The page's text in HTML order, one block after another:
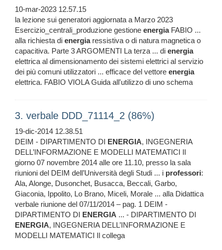
10-mar-2023 12.57.15
la lezione sui generatori aggiornata a Marzo 2023
Esercizio_centrali_produzione gestione energiaFABIO ...
alla richiesta di energiaressistiva o di natura magnetica o
capacitiva. Parte 3 ARGOMENTI La terza ... di energia
elettrica al dimensionamento dei sistemi elettrici al servizio
dei più comuni utilizzatori ... efficace del vettore energia
elettrica. FABIO VIOLA Guida all'utilizzo di uno schema
3. verbale DDD_71114_2 (86%)
19-dic-2014 12.38.51
DEIM - DIPARTIMENTO DI ENERGIA, INGEGNERIA
DELL’INFORMAZIONE E MODELLI MATEMATICI Il
giorno 07 novembre 2014 alle ore 11.10, presso la sala
riunioni del DEIM dell’Università degli Studi ... i professori:
Ala, Alonge, Dusonchet, Busacca, Beccali, Garbo,
Giaconia, Ippolito, Lo Brano, Miceli, Morale ... alla Didattica
verbale riunione del 07/11/2014 – pag. 1 DEIM -
DIPARTIMENTO DI ENERGIA ... - DIPARTIMENTO DI
ENERGIA, INGEGNERIA DELL’INFORMAZIONE E
MODELLI MATEMATICI Il collega